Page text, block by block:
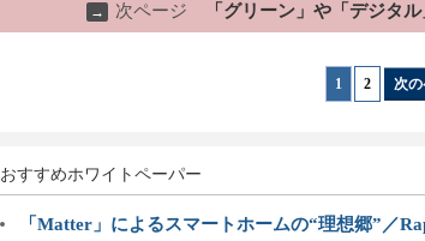
→ 次ページ 「グリーン」や「デジタ
1 2 次
おすすめホワイトペーパー
「Matter」によるスマートホームの“理想郷”／